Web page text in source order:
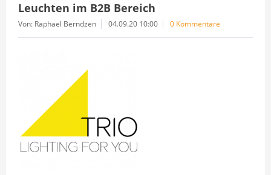
Leuchten im B2B Bereich
Von: Raphael Berndzen 04.09.20 10:00 0 Kommentare